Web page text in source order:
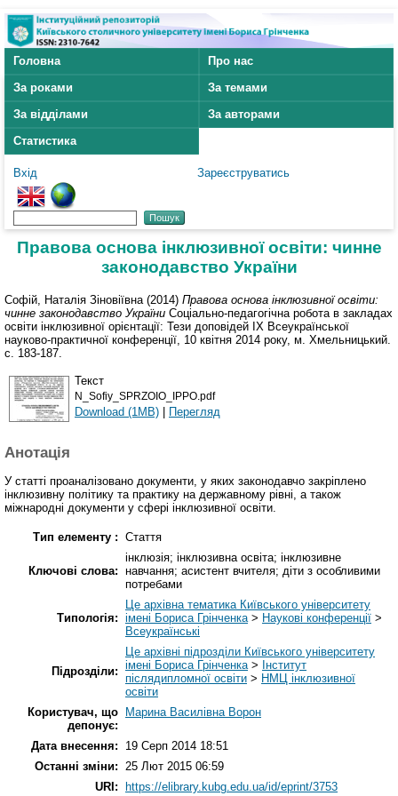
Головна
Про нас
За роками
За темами
За відділами
За авторами
Статистика
Вхід Зареєструватись
Правова основа інклюзивної освіти: чинне
законодавство України
Софій, Наталія Зіновіївна (2014) Правова основа інклюзивної освіти:
чинне законодавство України Соціально-педагогічна робота в закладах
освіти інклюзивної орієнтації: Тези доповідей ІХ Всеукраїнської
науково-практичної конференції, 10 квітня 2014 року, м. Хмельницький.
с. 183-187.
Текст
N_Sofiy_SPRZOIO_IPPO.pdf
Download (1MB) | Перегляд
Анотація
У статті проаналізовано документи, у яких законодавчо закріплено
інклюзивну політику та практику на державному рівні, а також
міжнародні документи у сфері інклюзивної освіти.
Тип елементу : Стаття
Ключові слова:
інклюзія; інклюзивна освіта; інклюзивне
навчання; асистент вчителя; діти з особливими
потребами
Типологія:
Це архівна тематика Київського університету
імені Бориса Грінченка> Наукові конференції >
Всеукраїнські
Підрозділи:
Це архівні підрозділи Київського університету
імені Бориса Грінченка> Інститут
післядипломної освіти > НМЦ інклюзивної
освіти
Користувач, що
депонує:
Марина Василівна Ворон
Дата внесення:
19 Серп 2014 18:51
Останні зміни: 25 Лют 2015 06:59
URI:
https://elibrary.kubg.edu.ua/id/eprint/3753